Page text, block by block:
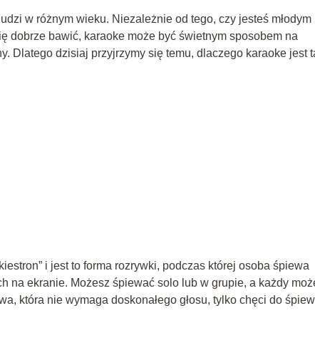
w różnym wieku. Niezależnie od tego, czy jesteś młodym
dobrze bawić, karaoke może być świetnym sposobem na
Dlatego dzisiaj przyjrzymy się temu, dlaczego karaoke jest
i jest to forma rozrywki, podczas której osoba śpiewa
na ekranie. Możesz śpiewać solo lub w grupie, a każdy
która nie wymaga doskonałego głosu, tylko chęci do